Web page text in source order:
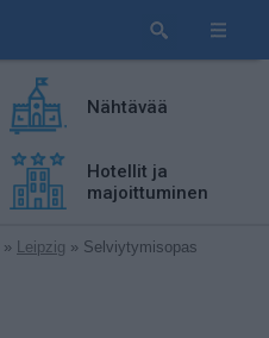
Nähtävää
Hotellit ja
majoittuminen
» Leipzig » Selviytymisopas